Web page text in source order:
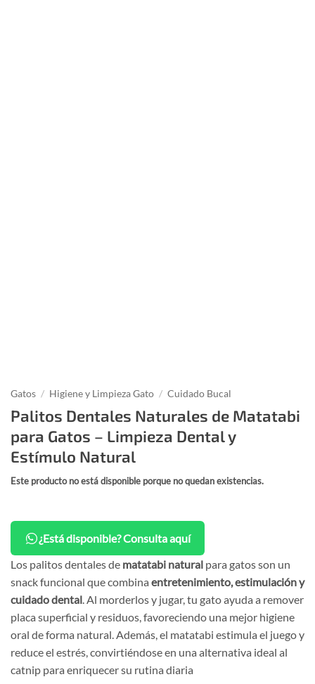
Gatos / Higiene y Limpieza Gato / Cuidado Bucal
Palitos Dentales Naturales de Matatabi
para Gatos – Limpieza Dental y
Estímulo Natural
Este producto no está disponible porque no quedan existencias.
¿Está disponible? Consulta aquí
Los palitos dentales de matatabi natural para gatos son un
snack funcional que combina entretenimiento, estimulación y
cuidado dental. Al morderlos y jugar, tu gato ayuda a remover
placa superficial y residuos, favoreciendo una mejor higiene
oral de forma natural. Además, el matatabi estimula el juego y
reduce el estrés, convirtiéndose en una alternativa ideal al
catnip para enriquecer su rutina diaria